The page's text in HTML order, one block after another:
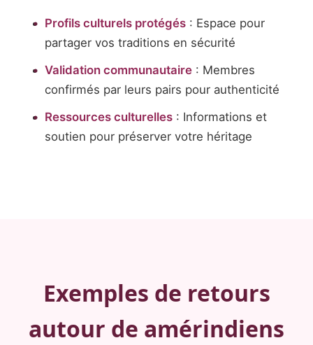
Profils culturels protégés: Espace pour
partager vos traditions en sécurité
Validation communautaire: Membres
confirmés par leurs pairs pour authenticité
Ressources culturelles: Informations et
soutien pour préserver votre héritage
Exemples de retours
autour de amérindiens